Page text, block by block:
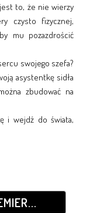
to, że nie wierzy
czysto fizycznej,
mu pozazdrościć
swojego szefa?
asystentkę sidła
zbudować na
i wejdź do świata,